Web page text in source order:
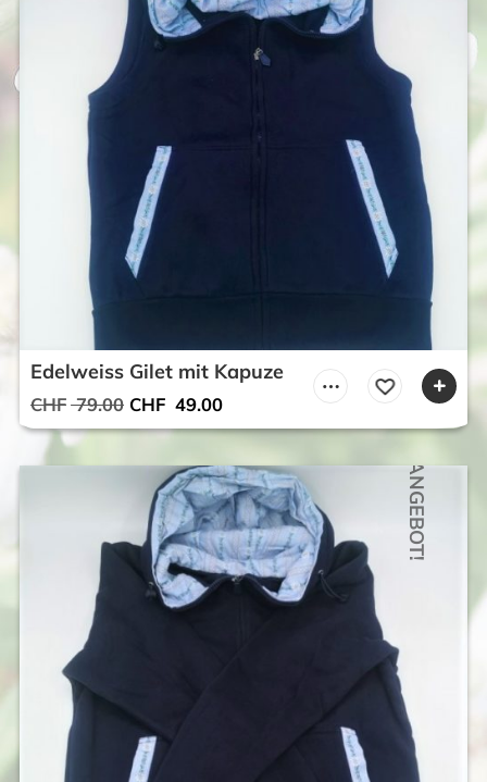
Edelweiss Gilet mit Kapuze
CHF79.00 Ursprünglicher
Preis
CHF 79.00
CHF 49.00Aktueller
Preis
CHF 49.00.
ANGEBOT!